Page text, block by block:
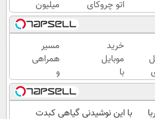
اتو چروکای
پوستتوصاف
میکنه!50%تخفیف
میلیون
وام
آنی
خرید
طلا💰
ثبت
نام
کن!
خرید
موبایل
با
اسنپ
پی | در
۴
مسیر
همراهی
و
گزارش
عملکرد
گروه
با این نوشیدنی گیاهی کبدت